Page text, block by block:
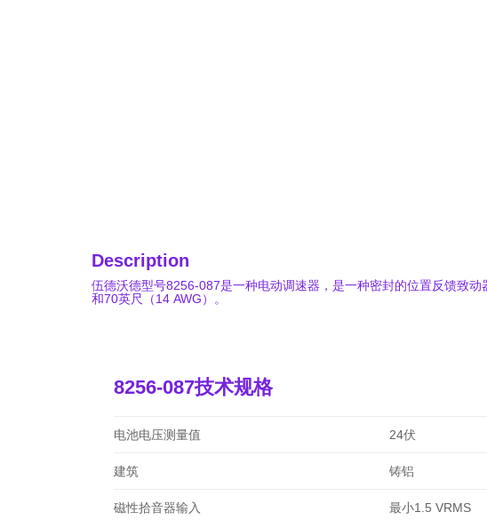
Description
伍德沃德型号8256-087是一种电动调速器，是一种密封的位置反馈致
和70英尺（14 AWG）。
8256-087技术规格
电池电压测量值 24伏
建筑 铸铝
磁性拾音器输入 最小1.5 VRMS